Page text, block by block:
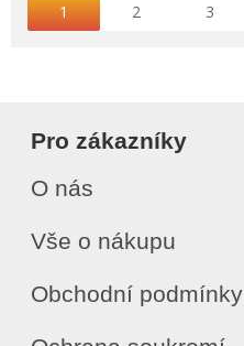
1 2 3
Pro zákazníky
O nás
Vše o nákupu
Obchodní podmínky